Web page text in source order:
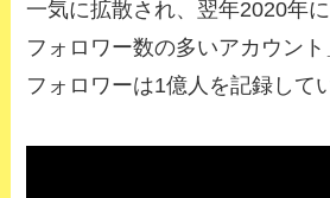
一気に拡散され、翌年2020年
フォロワー数の多いアカウント
フォロワーは1億人を記録して